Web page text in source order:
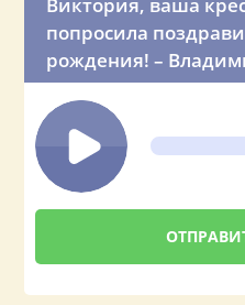
попросила
рождения! –
Владимирович
крёстной маме по